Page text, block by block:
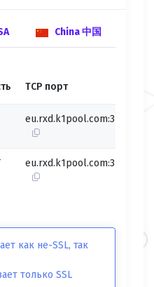
China 中国
TCP порт
eu.rxd.k1pool.com:3124
eu.rxd.k1pool.com:3125
как не-SSL, так
только SSL